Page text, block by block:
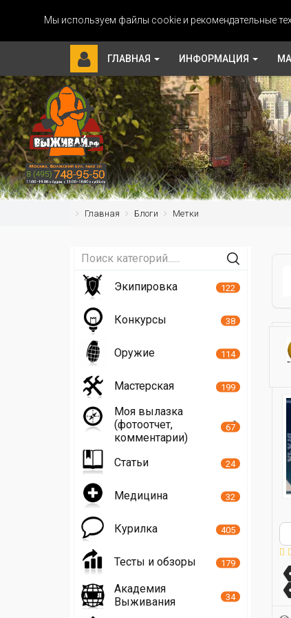
Мы используем файлы cookie и рекомендательные
ГЛАВНАЯ ИНФОРМАЦИЯ
Главная Блоги Метки
Экипировка 122
Конкурсы 38
Оружие 114
Мастерская 199
Моя вылазка
(фотоотчет,
комментарии)
67
Статьи 24
Медицина 32
Курилка 405
Тесты и обзоры 179
Академия
Выживания
34